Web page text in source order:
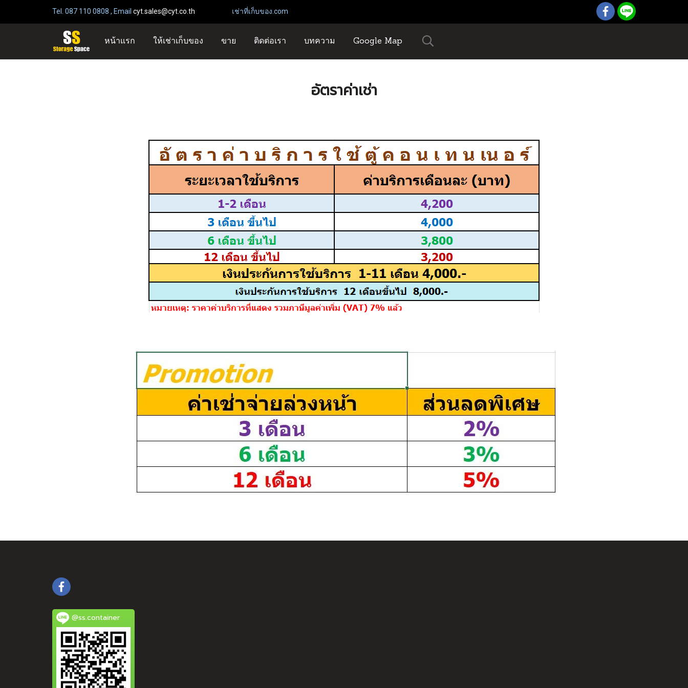
Tel. 087 110 0808 , Email cyt.sales@cyt.co.th เช่าที่เก็บของ.com
หน้าแรก ให้เช่าเก็บของ ขาย ติดต่อเรา บทความ Google Map
อัตราค่าเช่า
@ss.container